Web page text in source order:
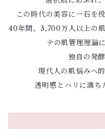
この時代の美容に一石を
40年間、3,700万人以上の
テの肌管理理論
独自の発
現代人の肌悩みへ
透明感とハリに満ち